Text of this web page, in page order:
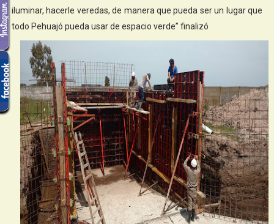
iluminar, hacerle veredas, de manera que pueda ser un lugar que
todo Pehuajó pueda usar de espacio verde” finalizó